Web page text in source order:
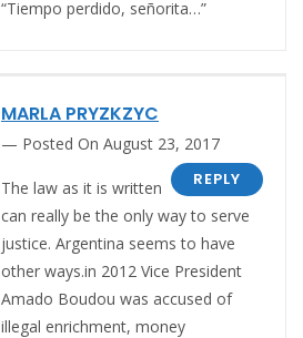
“Tiempo perdido, señorita…”
MARLA PRYZKZYC
Posted On August 23, 2017
REPLY
The law as it is written
can really be the only way to serve
justice. Argentina seems to have
other ways.in 2012 Vice President
Amado Boudou was accused of
illegal enrichment, money